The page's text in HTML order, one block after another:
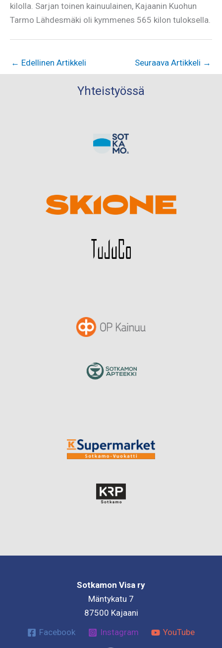
kilolla. Sarjan toinen kainuulainen, Kajaanin Kuohun
Tarmo Lähdesmäki oli kymmenes 565 kilon tuloksella.
← Edellinen Artikkeli Seuraava Artikkeli →
Yhteistyössä
Sotkamon Visa ry
Mäntykatu 7
87500 Kajaani
Facebook
Instagram YouTube